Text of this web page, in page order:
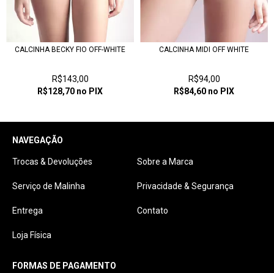
CALCINHA BECKY FIO OFF-WHITE
R$143,00
R$128,70 no PIX
CALCINHA MIDI OFF WHITE
R$94,00
R$84,60 no PIX
NAVEGAÇÃO
Trocas & Devoluções Sobre a Marca
Serviço de Malinha Privacidade & Segurança
Entrega Contato
Loja Física
FORMAS DE PAGAMENTO